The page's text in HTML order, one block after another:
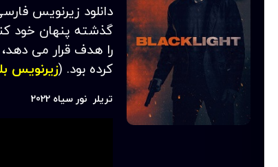
گذشته پنهان خود
را هدف قرار می
کرده بود. (زیرنویس
تریلر نور سیاه 2022